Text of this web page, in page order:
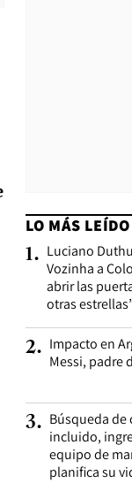
LO MÁS LEÍDO
1. Luciano
Vozinha a
abrir las
otras
2. Impacto en
Messi, padre
3. Búsqueda de
incluido,
equipo de
planifica su